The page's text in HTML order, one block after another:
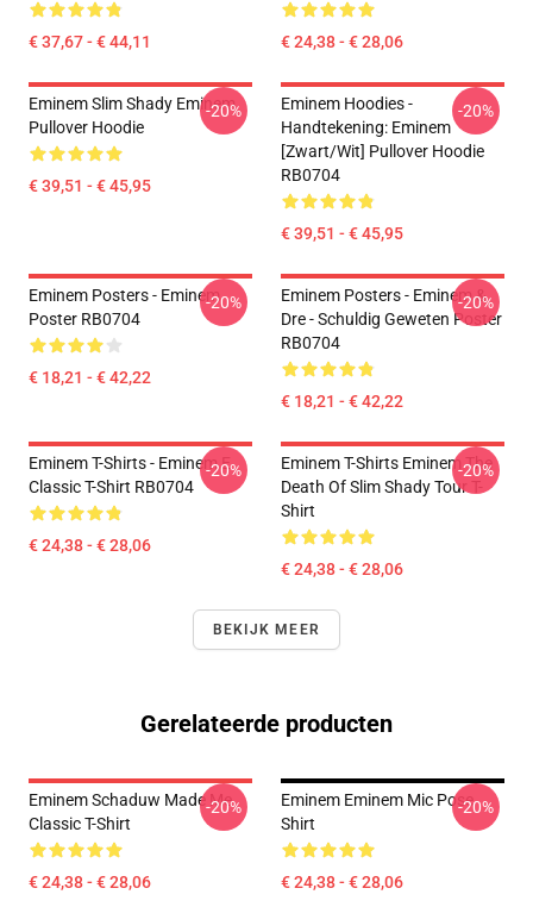
€ 37,67 - € 44,11 € 24,38 - € 28,06
Eminem Slim Shady Eminem
Pullover Hoodie
€ 39,51 - € 45,95
-20%
Eminem Hoodies -
Handtekening: Eminem
[Zwart/Wit] Pullover Hoodie
RB0704
€ 39,51 - € 45,95
-20%
Eminem Posters - Eminem
Poster RB0704
€ 18,21 - € 42,22
-20%
Eminem Posters - Eminem &
Dre - Schuldig Geweten Poster
RB0704
€ 18,21 - € 42,22
-20%
Eminem T-Shirts - Eminem E
Classic T-Shirt RB0704
€ 24,38 - € 28,06
-20%
Eminem T-Shirts Eminem The
Death Of Slim Shady Tour T-
Shirt
€ 24,38 - € 28,06
-20%
BEKIJK MEER
Gerelateerde producten
Eminem Schaduw Made Me
Classic T-Shirt
€ 24,38 - € 28,06
-20%
Eminem Eminem Mic Pose
Shirt
€ 24,38 - € 28,06
-20%